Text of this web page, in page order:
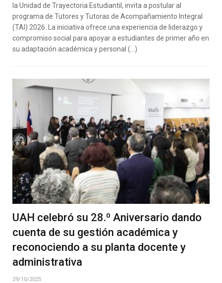
la Unidad de Trayectoria Estudiantil, invita a postular al
programa de Tutores y Tutoras de Acompañamiento Integral
(TAI) 2026. La iniciativa ofrece una experiencia de liderazgo y
compromiso social para apoyar a estudiantes de primer año en
su adaptación académica y personal (…)
UAH celebró su 28.º Aniversario dando
cuenta de su gestión académica y
reconociendo a su planta docente y
administrativa
29/10/2025